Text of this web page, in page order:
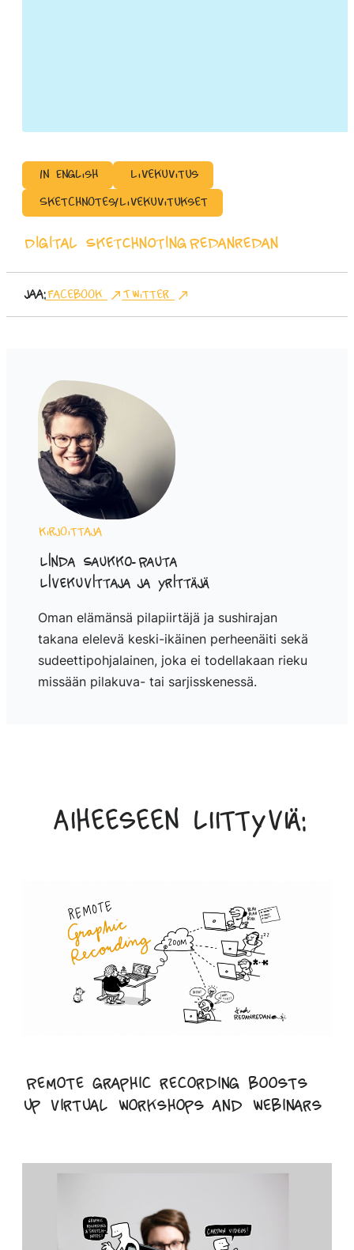
In English
Livekuvitus
Sketchnotes/Livekuvitukset
Digital SketchnotingRedanredan
Jaa:Facebook Twitter
Kirjoittaja
Linda Saukko-Rauta
Livekuvittaja ja yrittäjä
Oman elämänsä pilapiirtäjä ja sushirajan
takana elelevä keski-ikäinen perheenäiti sekä
sudeettipohjalainen, joka ei todellakaan rieku
missään pilakuva- tai sarjisskenessä.
Aiheeseen liittyviä:
Remote graphic recording boosts
up virtual workshops and webinars